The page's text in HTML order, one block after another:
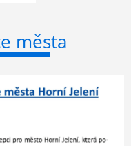
města